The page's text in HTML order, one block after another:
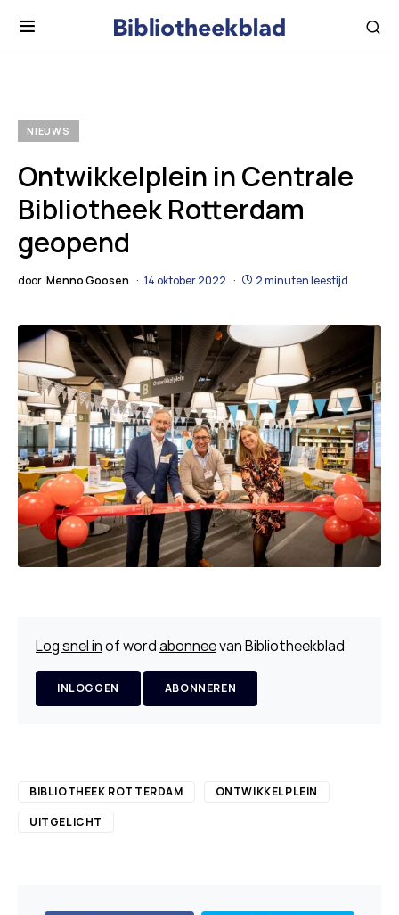
NIEUWS
Ontwikkelplein in Centrale
Bibliotheek Rotterdam
geopend
door Menno Goosen 14 oktober 2022 2 minuten leestijd
Log snel inof wordabonneevan Bibliotheekblad
INLOGGEN ABONNEREN
BIBLIOTHEEK ROTTERDAM
ONTWIKKELPLEIN
UITGELICHT